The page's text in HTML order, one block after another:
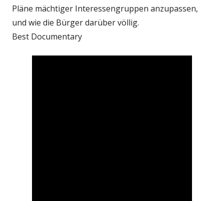
Pläne mächtiger Interessengruppen anzupassen,
und wie die Bürger darüber völlig.
Best Documentary